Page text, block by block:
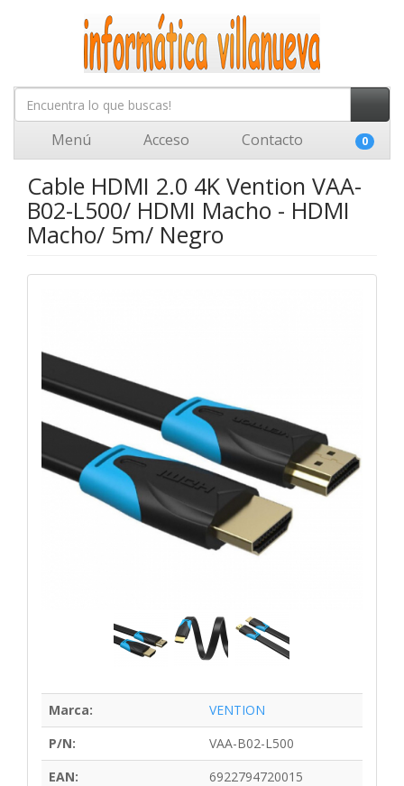
Menú Acceso Contacto 0
Cable HDMI 2.0 4K Vention VAA-
B02-L500/ HDMI Macho - HDMI
Macho/ 5m/ Negro
Marca:
VENTION
P/N:
VAA-B02-L500
EAN:
6922794720015